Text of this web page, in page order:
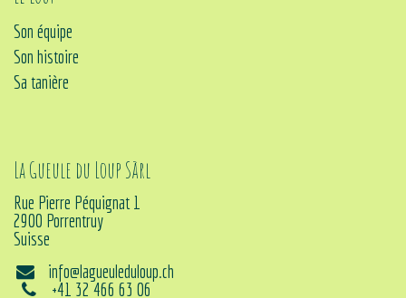
Son équipe
Son histoire
Sa tanière
La Gueule du Loup Sàrl
Rue Pierre Péquignat 1
2900 Porrentruy
Suisse
info@lagueuleduloup.ch
+41 32 466 63 06